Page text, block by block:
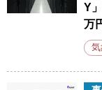
Y
万
気